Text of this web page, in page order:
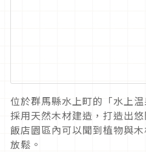
位於群馬縣水上町的「水上
採用天然木材建造，打造出
飯店園區內可以聞到植物與
放鬆。